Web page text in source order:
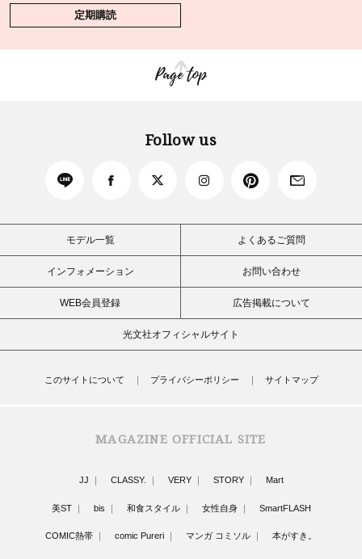
定期購読
Page top
Follow us
モデル一覧 よくあるご質問
インフォメーション お問い合わせ
WEB会員登録 広告掲載について
光文社オフィシャルサイト
このサイトについて プライバシーポリシー サイトマップ
MAGAZINE OFFICIAL SITE
JJ CLASSY. VERY STORY Mart
美ST bis 和食スタイル 女性自身 SmartFLASH
COMIC熱帯 comic Pureri マンガ コミソル 本がすき。